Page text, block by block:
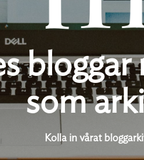
bloggar
som
Kolla in vårat